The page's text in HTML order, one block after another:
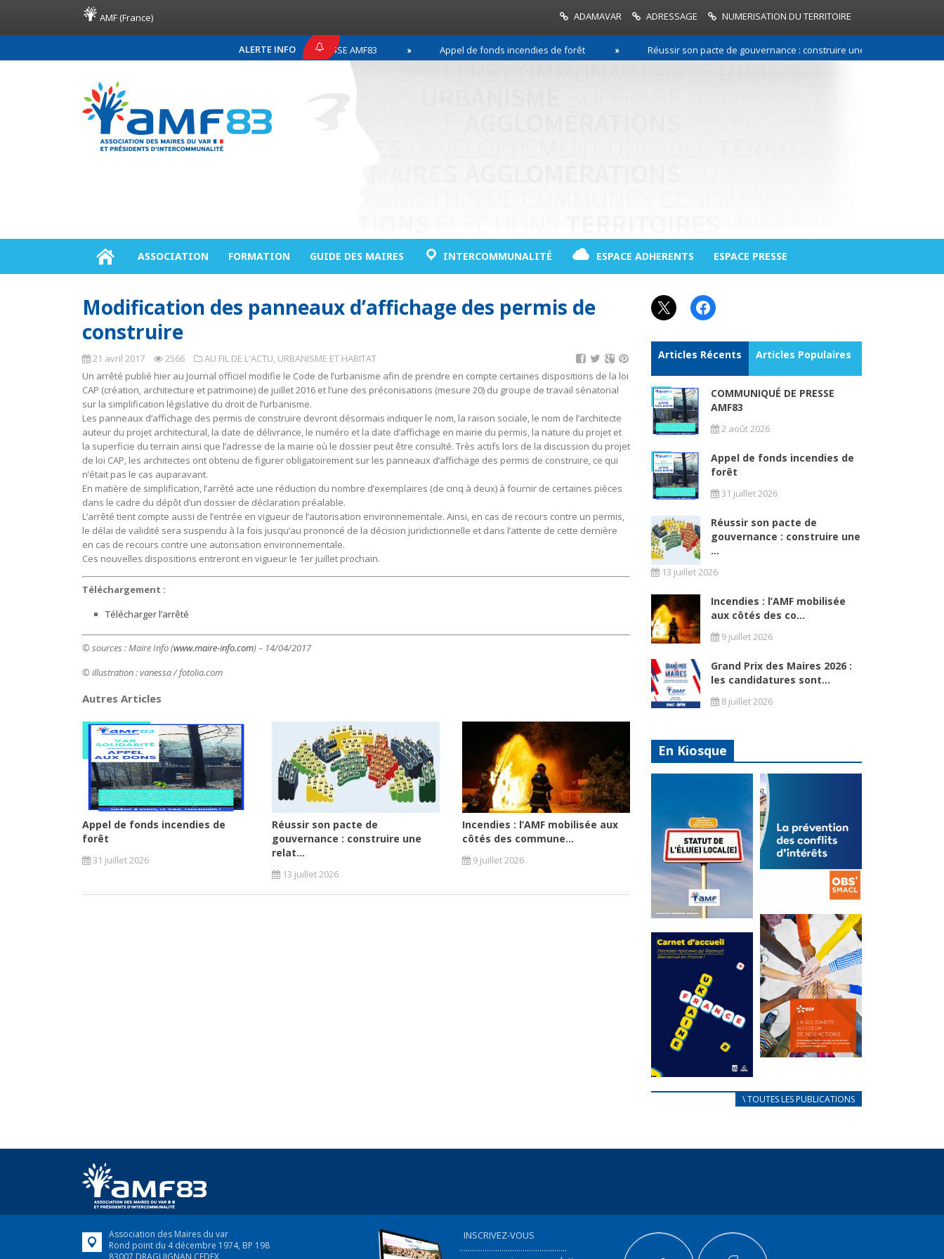
AMF (France) ADAMAVAR ADRESSAGE NUMERISATION DU TERRITOIRE
ALERTE INFO
COMMUNIQUÉ DE PRESSE AMF83 Appel de fonds incendies de forêt Réussir son pacte de gouvernance : construire une relation de
ASSOCIATION FORMATION GUIDE DES MAIRES INTERCOMMUNALITÉ ESPACE ADHERENTS ESPACE PRESSE
Modification des panneaux d’affichage des permis de
construire
21 avril 2017 2566 AU FIL DE L'ACTU, URBANISME ET HABITAT
Un arrêté publié hier au Journal officiel modifie le Code de l’urbanisme afin de prendre en compte certaines dispositions de la loi
CAP (création, architecture et patrimoine) de juillet 2016 et l’une des préconisations (mesure 20) du groupe de travail sénatorial
sur la simplification législative du droit de l’urbanisme.
Les panneaux d’affichage des permis de construire devront désormais indiquer le nom, la raison sociale, le nom de l’architecte
auteur du projet architectural, la date de délivrance, le numéro et la date d’affichage en mairie du permis, la nature du projet et
la superficie du terrain ainsi que l’adresse de la mairie où le dossier peut être consulté. Très actifs lors de la discussion du projet
de loi CAP, les architectes ont obtenu de figurer obligatoirement sur les panneaux d’affichage des permis de construire, ce qui
n’était pas le cas auparavant.
En matière de simplification, l’arrêté acte une réduction du nombre d’exemplaires (de cinq à deux) à fournir de certaines pièces
dans le cadre du dépôt d’un dossier de déclaration préalable.
L’arrêté tient compte aussi de l’entrée en vigueur de l’autorisation environnementale. Ainsi, en cas de recours contre un permis,
le délai de validité sera suspendu à la fois jusqu’au prononcé de la décision juridictionnelle et dans l’attente de cette dernière
en cas de recours contre une autorisation environnementale.
Ces nouvelles dispositions entreront en vigueur le 1er juillet prochain.
Téléchargement :
Télécharger l’arrêté
© sources : Maire Info (www.maire-info.com) – 14/04/2017
© illustration : vanessa/ fotolia.com
Autres Articles
Appel de fonds incendies de
forêt
31 juillet 2026
Réussir son pacte de
gouvernance : construire une
relat...
13 juillet 2026
Incendies : l’AMF mobilisée aux
côtés des commune...
9 juillet 2026
X Facebook
Articles Récents Articles Populaires
COMMUNIQUÉ DE PRESSE
AMF83
2 août 2026
Appel de fonds incendies de
forêt
31 juillet 2026
Réussir son pacte de
gouvernance : construire une
...
13 juillet 2026
Incendies : l’AMF mobilisée
aux côtés des co...
9 juillet 2026
Grand Prix des Maires 2026 :
les candidatures sont...
8 juillet 2026
En Kiosque
Statut de
l’élu local
Mise à jour avril
2024
FEUILLETER
La
prévention
des conflits
d’intérêts
18 septembre 2023
FEUILLETER
au coeur de
nos actions
en France,...
FEUILLETER
\ TOUTES LES PUBLICATIONS
Association des Maires du var
Rond point du 4 décembre 1974, BP 198
83007 DRAGUIGNAN CEDEX
INSCRIVEZ-VOUS
...................................................